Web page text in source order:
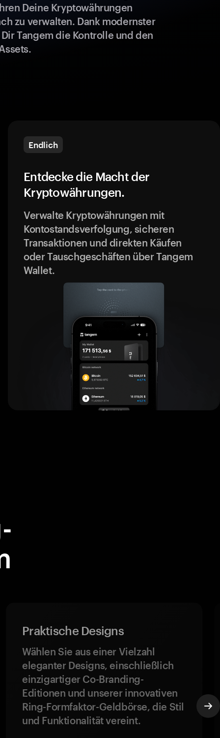
Deine Kryptowährungen
zu verwalten. Dank modernster
Tangem die Kontrolle und den
Endlich
Entdecke die Macht der
Kryptowährungen.
Verwalte Kryptowährungen mit
Kontostandsverfolgung, sicheren
Transaktionen und direkten Käufen
oder Tauschgeschäften über Tangem
Wallet.
Praktische Designs
Wählen Sie aus einer Vielzahl
eleganter Designs, einschließlich
einzigartiger Co-Branding-
Editionen und unserer innovativen
Ring-Formfaktor-Geldbörse, die Stil
und Funktionalität vereint.